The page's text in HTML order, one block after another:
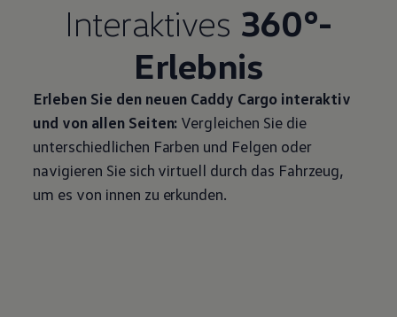
Interaktives 360°-
Erlebnis
Erleben Sie den neuen Caddy Cargointeraktiv
und von allen Seiten: Vergleichen Sie die
unterschiedlichen Farben und Felgen oder
navigieren Sie sich virtuell durch das Fahrzeug,
um es von innen zu erkunden.